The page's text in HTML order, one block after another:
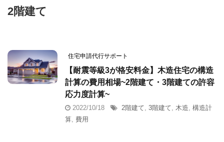
2階建て
住宅申請代行サポート
【耐震等級3が格安料金】木造住宅の構造
計算の費用相場~2階建て・3階建ての許容
応力度計算~
2022/10/18 2階建て 3階建て 木造 構造計
算 費用